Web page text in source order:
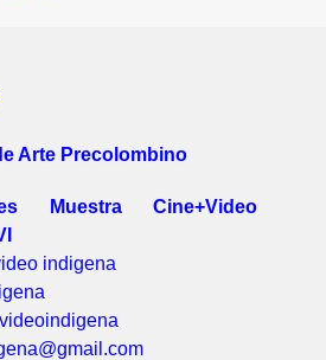
Arte Precolombino
Muestra Cine+Video
indigena